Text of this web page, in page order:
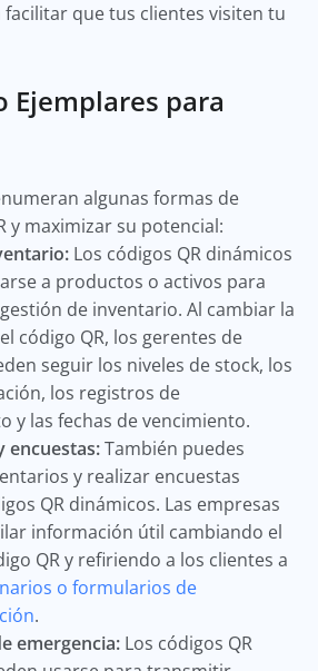
facilitar que tus clientes visiten tu
Ejemplares para
algunas formas de
y maximizar su potencial:
Los códigos QR dinámicos
a productos o activos para
de inventario. Al cambiar la
código QR, los gerentes de
seguir los niveles de stock, los
los registros de
y las fechas de vencimiento.
encuestas:También puedes
y realizar encuestas
QR dinámicos. Las empresas
información útil cambiando el
QR y refiriendo a los clientes a
o formularios de
.
emergencia: Los códigos QR